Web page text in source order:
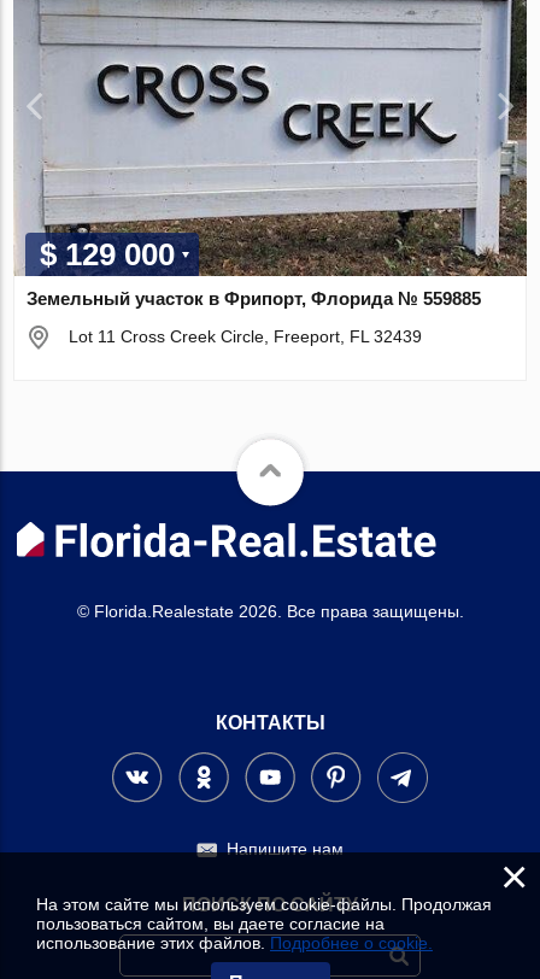
$ 129 000
Земельный участок в Фрипорт, Флорида № 559885
Lot 11 Cross Creek Circle, Freeport, FL 32439
© Florida.Realestate 2026. Все права защищены.
КОНТАКТЫ
Напишите нам
ПОИСК ПО САЙТУ
×
На этом сайте мы используем cookie-файлы. Продолжая
пользоваться сайтом, вы даете согласие на
использование этих файлов. Подробнее о cookie.